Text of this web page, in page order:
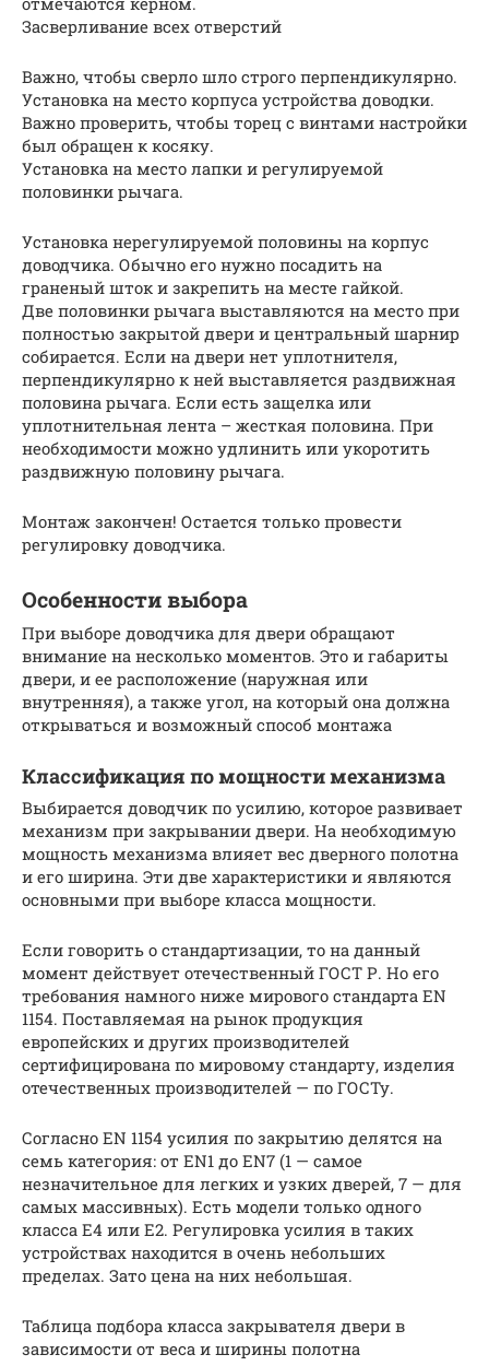
Засверливание всех отверстий
Важно, чтобы сверло шло строго перпендикулярно.
Установка на место корпуса устройства доводки.
Важно проверить, чтобы торец с винтами настройки
был обращен к косяку.
Установка на место лапки и регулируемой
половинки рычага.
Установка нерегулируемой половины на корпус
доводчика. Обычно его нужно посадить на
граненый шток и закрепить на месте гайкой.
Две половинки рычага выставляются на место при
полностью закрытой двери и центральный шарнир
собирается. Если на двери нет уплотнителя,
перпендикулярно к ней выставляется раздвижная
половина рычага. Если есть защелка или
уплотнительная лента – жесткая половина. При
необходимости можно удлинить или укоротить
раздвижную половину рычага.
Монтаж закончен! Остается только провести
регулировку доводчика.
Особенности выбора
При выборе доводчика для двери обращают
внимание на несколько моментов. Это и габариты
двери, и ее расположение (наружная или
внутренняя), а также угол, на который она должна
открываться и возможный способ монтажа
Классификация по мощности механизма
Выбирается доводчик по усилию, которое развивает
механизм при закрывании двери. На необходимую
мощность механизма влияет вес дверного полотна
и его ширина. Эти две характеристики и являются
основными при выборе класса мощности.
Если говорить о стандартизации, то на данный
момент действует отечественный ГОСТ Р. Но его
требования намного ниже мирового стандарта EN
1154. Поставляемая на рынок продукция
европейских и других производителей
сертифицирована по мировому стандарту, изделия
отечественных производителей — по ГОСТу.
Согласно EN 1154 усилия по закрытию делятся на
семь категория: от EN1 до EN7 (1 — самое
незначительное для легких и узких дверей, 7 — для
самых массивных). Есть модели только одного
класса E4 или E2. Регулировка усилия в таких
устройствах находится в очень небольших
пределах. Зато цена на них небольшая.
Таблица подбора класса закрывателя двери в
зависимости от веса и ширины полотна